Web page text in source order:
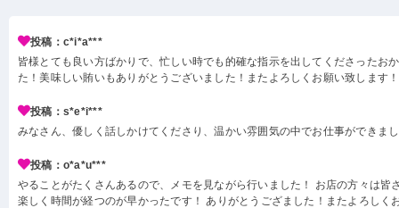
投稿：c*i*a***
皆様とても良い方ばかりで、忙しい時でも的確な指示を出してくださったお
た！美味しい賄いもありがとうございました！またよろしくお願い致します！
投稿：s*e*i***
みなさん、優しく話しかけてくださり、温かい雰囲気の中でお仕事ができま
投稿：o*a*u***
やることがたくさんあるので、メモを見ながら行いました！ お店の方々は皆
楽しく時間が経つのが早かったです！ ありがとうござました！またよろしく